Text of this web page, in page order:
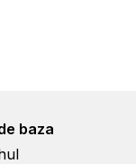
baza